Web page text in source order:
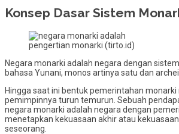
Konsep Dasar Sistem
pengertian monarki (tirto.id)
Negara monarki adalah negara dengan
bahasa Yunani, monos artinya satu dan
Hingga saat ini bentuk pemerintahan
pemimpinnya turun temurun. Sebuah
negara monarki adalah negara dengan
menetapkan kekuasaan akhir atau
seseorang.